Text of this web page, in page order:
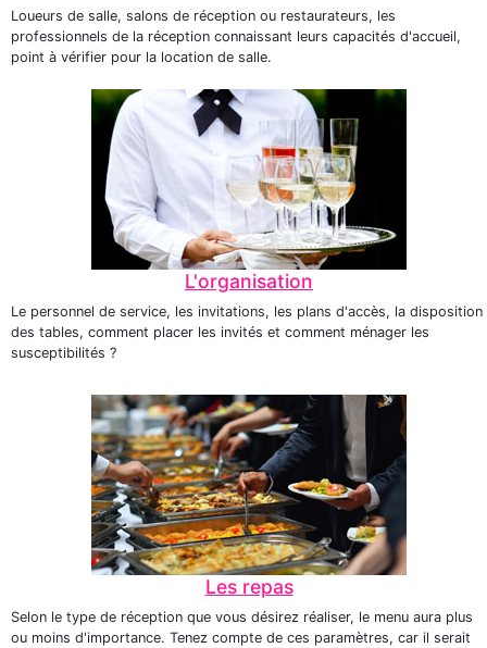
Loueurs de salle, salons de réception ou restaurateurs, les
professionnels de la réception connaissant leurs capacités d'accueil,
point à vérifier pour la location de salle.
L'organisation
Le personnel de service, les invitations, les plans d'accès, la disposition
des tables, comment placer les invités et comment ménager les
susceptibilités ?
Les repas
Selon le type de réception que vous désirez réaliser, le menu aura plus
ou moins d'importance. Tenez compte de ces paramètres, car il serait